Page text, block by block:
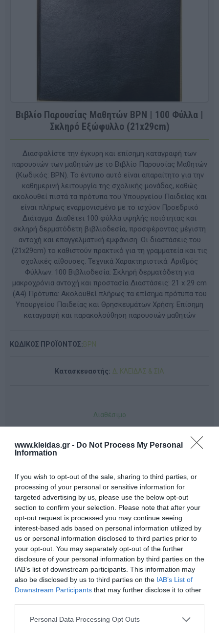
www.kleidas.gr - Do Not Process My Personal
Information
If you wish to opt-out of the sale, sharing to third parties, or
processing of your personal or sensitive information for
targeted advertising by us, please use the below opt-out
section to confirm your selection. Please note that after your
opt-out request is processed you may continue seeing
interest-based ads based on personal information utilized by
us or personal information disclosed to third parties prior to
your opt-out. You may separately opt-out of the further
disclosure of your personal information by third parties on the
IAB’s list of downstream participants. This information may
also be disclosed by us to third parties on the IAB’s List of
Downstream Participants that may further disclose it to other
Personal Data Processing Opt Outs
Βιβλίο Παρουσίας Μαθητών BPN | 100 Φύλλα |
Σκληρό Εξώφυλλο (21x29cm)
Διασφαλίστε την έγκυρη και επίσημη καταγραφή των
παρουσιών των μαθητών με το Βιβλίο Παρουσίας Μαθητών
(Κωδικός: BPN). Το έντυπο αυτό είναι απαραίτητο για την
καθημερινή λειτουργία της σχολικής μονάδας, καθώς
ακολουθεί πιστά τα πρότυπα του Υπουργείου Παιδείας και
είναι πλήρως εναρμονισμένο με το ισχύον Προεδρικό
Διάταγμα. Διαθέτει 100 φύλλα υψηλής ποιότητας και
σκληρή δερματόδετη βιβλιοδεσία, προσφέροντας μέγιστη
αντοχή και επαγγελματική εμφάνιση. Οι διαστάσεις του
(21x29cm) το καθιστούν πρακτικό για τη γραμματεία και τις
σχολικές αίθουσες. Τεχνικά Χαρακτηριστικά: Αριθμός
Φύλλων: 100 Βιβλιοδεσία: Σκληρή δερματόδετη για
μακροχρόνια αντοχή και προστασία Διαστάσεις: 21 x 29 cm
(A4) Πρότυπα: Ακολουθεί πλήρως τα επίσημα πρότυπα του
Υπουργείου Παιδείας και Θρησκευμάτων Χρήση: Επίσημη
καταγραφή και παρακολούθηση παρουσιών μαθητών
ΚΩΔΙΚΟΣ ΠΡΟΪΟΝΤΟΣ:BPN
Κατασκευαστής: Δ. ΚΛΕΙΔΑΣ & ΣΙΑ
Διαθέσιμο
22,00 €
- +
Προδιαγραφές προϊόντων
Επικοινωνία